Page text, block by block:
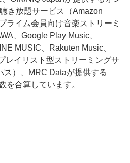
き放題サービス（Amazon
ライム会員向け音楽ストリーミ
、Google Play Music、
MUSIC、Rakuten Music、
レイリスト型ストリーミングサ
ス）、MRC Dataが提供する
を合算しています。